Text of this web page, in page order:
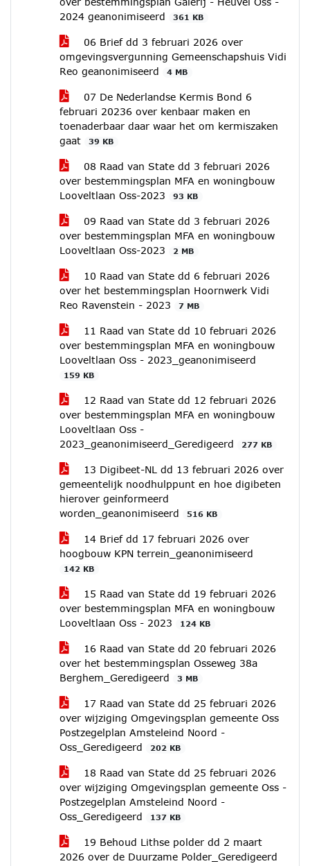
2024 geanonimiseerd
361 KB
06 Brief dd 3 februari 2026 over
omgevingsvergunning Gemeenschapshuis Vidi
Reo geanonimiseerd
4 MB
07 De Nederlandse Kermis Bond 6
februari 20236 over kenbaar maken en
toenaderbaar daar waar het om kermiszaken
gaat
39 KB
08 Raad van State dd 3 februari 2026
over bestemmingsplan MFA en woningbouw
Looveltlaan Oss-2023
93 KB
09 Raad van State dd 3 februari 2026
over bestemmingsplan MFA en woningbouw
Looveltlaan Oss-2023
2 MB
10 Raad van State dd 6 februari 2026
over het bestemmingsplan Hoornwerk Vidi
Reo Ravenstein - 2023
7 MB
11 Raad van State dd 10 februari 2026
over bestemmingsplan MFA en woningbouw
Looveltlaan Oss - 2023_geanonimiseerd
159 KB
12 Raad van State dd 12 februari 2026
over bestemmingsplan MFA en woningbouw
Looveltlaan Oss -
2023_geanonimiseerd_Geredigeerd
277 KB
13 Digibeet-NL dd 13 februari 2026 over
gemeentelijk noodhulppunt en hoe digibeten
hierover geinformeerd
worden_geanonimiseerd
516 KB
14 Brief dd 17 februari 2026 over
hoogbouw KPN terrein_geanonimiseerd
142 KB
15 Raad van State dd 19 februari 2026
over bestemmingsplan MFA en woningbouw
Looveltlaan Oss - 2023
124 KB
16 Raad van State dd 20 februari 2026
over het bestemmingsplan Osseweg 38a
Berghem_Geredigeerd
3 MB
17 Raad van State dd 25 februari 2026
over wijziging Omgevingsplan gemeente Oss
Postzegelplan Amsteleind Noord -
Oss_Geredigeerd
202 KB
18 Raad van State dd 25 februari 2026
over wijziging Omgevingsplan gemeente Oss -
Postzegelplan Amsteleind Noord -
Oss_Geredigeerd
137 KB
19 Behoud Lithse polder dd 2 maart
2026 over de Duurzame Polder_Geredigeerd